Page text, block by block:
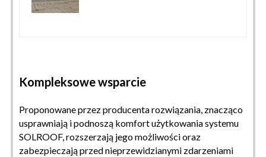
Kompleksowe wsparcie
Proponowane przez producenta rozwiązania, znacząco
usprawniają i podnoszą komfort użytkowania systemu
SOLROOF, rozszerzają jego możliwości oraz
zabezpieczają przed nieprzewidzianymi zdarzeniami